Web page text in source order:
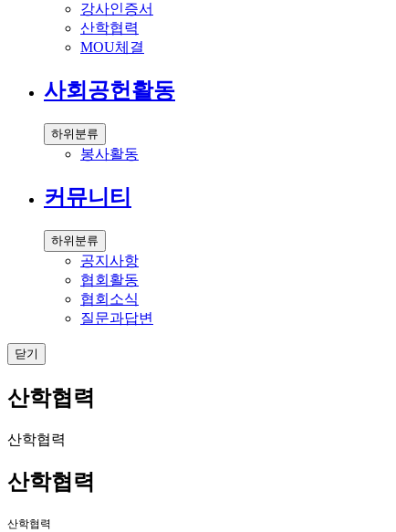
강사인증서
산학협력
MOU체결
사회공헌활동
하위분류
봉사활동
커뮤니티
하위분류
공지사항
협회활동
협회소식
질문과답변
닫기
산학협력
산학협력
산학협력
산학협력